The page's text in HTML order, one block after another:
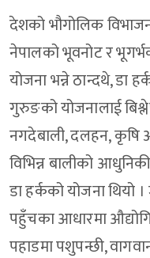
देशको भौगोलिक
नेपालको भूवनोट र
योजना भन्ने ठान्दथे, डा
गुरुङको योजनालाई
नगदेबाली, दलहन, कृषि
विभिन्न बालीको
डा हर्कको योजना थियो
पहुँचका आधारमा
पहाडमा पशुपन्छी,